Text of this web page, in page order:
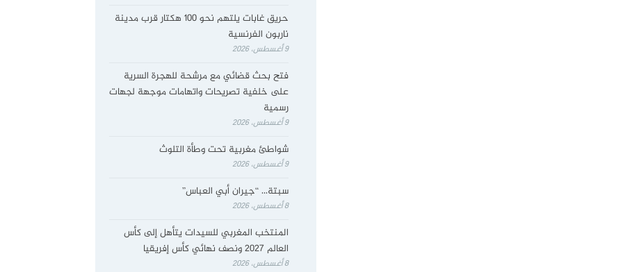
حريق غابات يلتهم نحو 100 هكتار قرب مدينة
ناربون الفرنسية
9 أغسطس، 2026
فتح بحث قضائي مع مرشحة للهجرة السرية
على خلفية تصريحات واتهامات موجهة لجهات
رسمية
9 أغسطس، 2026
شواطئ مغربية تحت وطأة التلوث
9 أغسطس، 2026
سبتة… “جيران أبي العباس”
8 أغسطس، 2026
المنتخب المغربي للسيدات يتأهل إلى كأس
العالم 2027 ونصف نهائي كأس إفريقيا
8 أغسطس، 2026